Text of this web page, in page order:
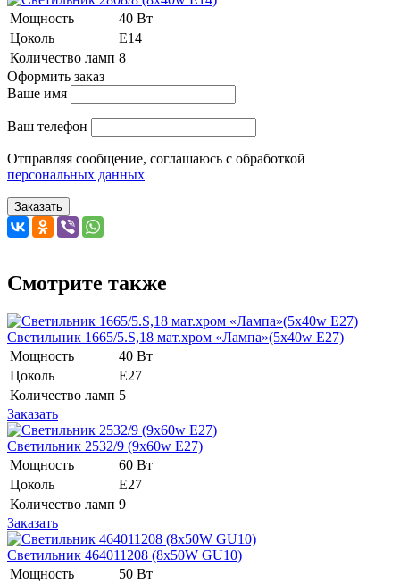
Мощность
40 Вт
Цоколь
E14
Количество ламп 8
Оформить заказ
Ваше имя
Ваш телефон
Отправляя сообщение, соглашаюсь с обработкой
персональных данных
Заказать
Смотрите также
Светильник 1665/5.S,18 мат.хром «Лампа»(5x40w E27)
Мощность
40 Вт
Цоколь
E27
Количество ламп 5
Заказать
Светильник 2532/9 (9х60w Е27)
Мощность
60 Вт
Цоколь
Е27
Количество ламп 9
Заказать
Светильник 464011208 (8x50W GU10)
Мощность
50 Вт